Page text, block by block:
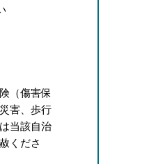
（傷害保
害、歩行
当該自治
くださ